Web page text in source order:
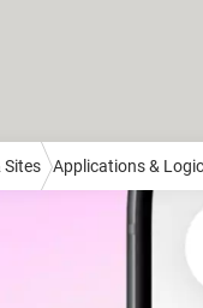
Sites Applications &